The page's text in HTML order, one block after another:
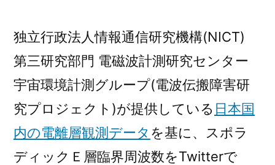
独立行政法人情報通信研究機構(NICT)
第三研究部門 電磁波計測研究センター
宇宙環境計測グループ(電波伝搬障害研
究プロジェクト)が提供している 日本国
内の電離層観測データ を基に、スポラ
ディックＥ層臨界周波数をTwitterで